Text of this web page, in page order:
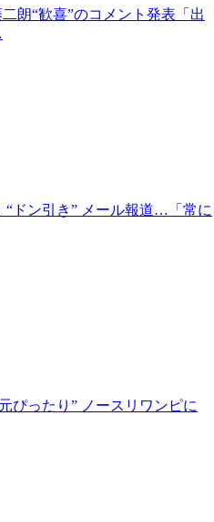
朗“歓喜”のコメント発表「出
“ドン引き” メール報道…「常に
ぴったり” ノースリワンピに